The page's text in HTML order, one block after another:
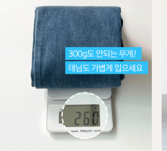
-5ºC 마법보정 워싱 부츠컷 데님
S(25-26),M(27-28),L(29-30),XL(31-
32),2XL(33-34)
32,800원